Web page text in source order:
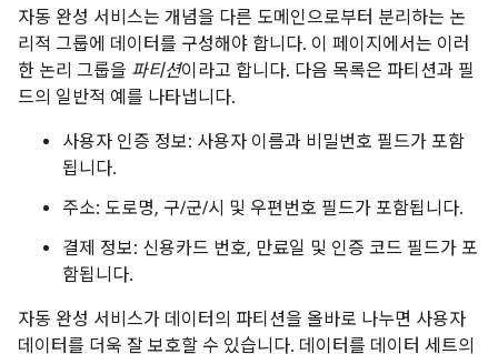
자동 완성 서비스는 개념을 다른 도메인으로부터 분리하는 논
리적 그룹에 데이터를 구성해야 합니다. 이 페이지에서는 이러
한 논리 그룹을 파티션이라고 합니다. 다음 목록은 파티션과 필
드의 일반적 예를 나타냅니다.
사용자 인증 정보: 사용자 이름과 비밀번호 필드가 포함
됩니다.
주소: 도로명, 구/군/시 및 우편번호 필드가 포함됩니다.
결제 정보: 신용카드 번호, 만료일 및 인증 코드 필드가 포
함됩니다.
자동 완성 서비스가 데이터의 파티션을 올바로 나누면 사용자
데이터를 더욱 잘 보호할 수 있습니다. 데이터를 데이터 세트의